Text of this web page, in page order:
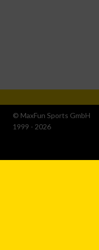
© MaxFun Sports GmbH
1999 - 2026
Messung der
Messung der
Analyse von
von Daten aus